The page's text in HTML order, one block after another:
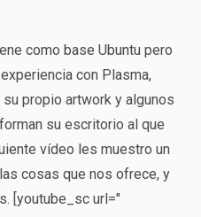
como base Ubuntu pero
con Plasma,
propio artwork y algunos
su escritorio al que
vídeo les muestro un
cosas que nos ofrece, y
[youtube_sc url="